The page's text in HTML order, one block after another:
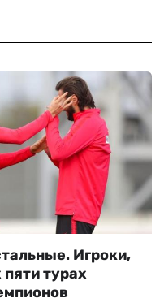
Игроки,
турах